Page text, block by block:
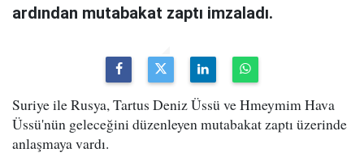
ardından mutabakat zaptı imzaladı.
Suriye ile Rusya, Tartus Deniz Üssü ve Hmeymim Hava
Üssü'nün geleceğini düzenleyen mutabakat zaptı üzerinde
anlaşmaya vardı.